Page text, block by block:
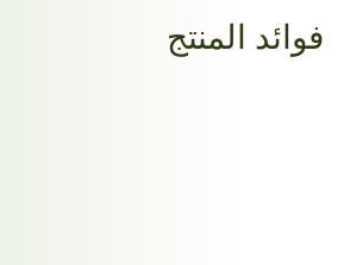
فوائد المنتج